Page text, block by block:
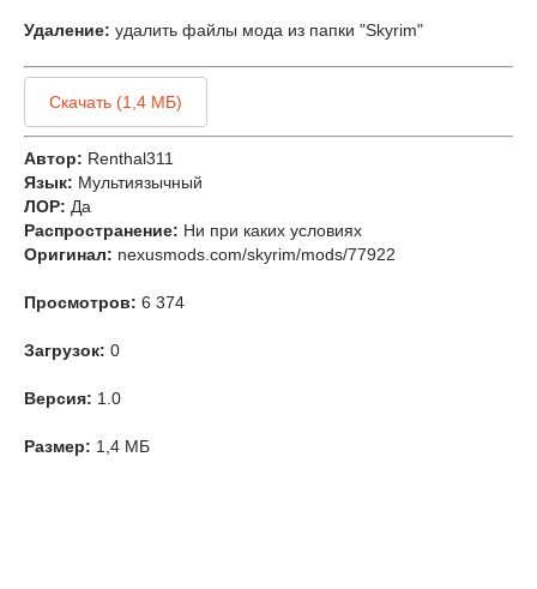
Удаление: удалить файлы мода из папки "Skyrim"
Скачать (1,4 МБ)
Автор: Renthal311
Язык: Мультиязычный
ЛОР: Да
Распространение: Ни при каких условиях
Оригинал: nexusmods.com/skyrim/mods/77922
Просмотров: 6 374
Загрузок: 0
Версия: 1.0
Размер: 1,4 МБ